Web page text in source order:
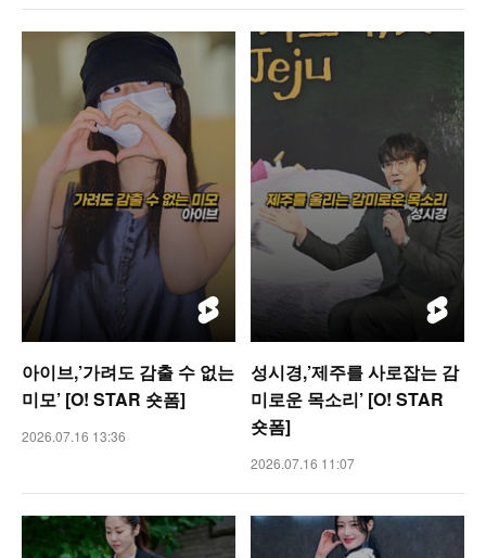
아이브,’가려도 감출 수 없는
미모’ [O! STAR 숏폼]
2026.07.16 13:36
성시경,’제주를 사로잡는 감
미로운 목소리’ [O! STAR
숏폼]
2026.07.16 11:07